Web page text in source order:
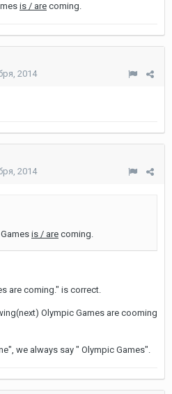
is / are coming.
2014
2014
is / are coming.
are coming." is correct.
Olympic Games are cooming
we always say " Olympic Games".